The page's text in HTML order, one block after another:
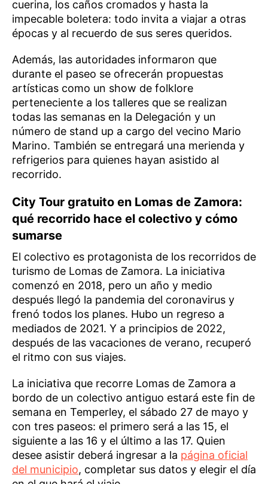
cuerina, los caños cromados y hasta la
impecable boletera: todo invita a viajar a otras
épocas y al recuerdo de sus seres queridos.
Además, las autoridades informaron que
durante el paseo se ofrecerán propuestas
artísticas como un show de folklore
perteneciente a los talleres que se realizan
todas las semanas en la Delegación y un
número de stand up a cargo del vecino Mario
Marino. También se entregará una merienda y
refrigerios para quienes hayan asistido al
recorrido.
City Tour gratuito en Lomas de Zamora:
qué recorrido hace el colectivo y cómo
sumarse
El colectivo es protagonista de los recorridos de
turismo de Lomas de Zamora. La iniciativa
comenzó en 2018, pero un año y medio
después llegó la pandemia del coronavirus y
frenó todos los planes. Hubo un regreso a
mediados de 2021. Y a principios de 2022,
después de las vacaciones de verano, recuperó
el ritmo con sus viajes.
La iniciativa que recorre Lomas de Zamora a
bordo de un colectivo antiguo estará este fin de
semana en Temperley, el sábado 27 de mayo y
con tres paseos: el primero será a las 15, el
siguiente a las 16 y el último a las 17. Quien
desee asistir deberá ingresar a la página oficial
del municipio, completar sus datos y elegir el día